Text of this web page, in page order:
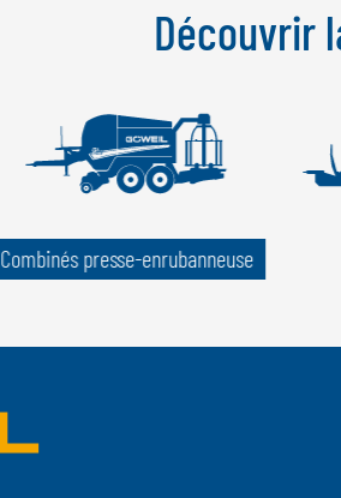
Découvrir
Combinés presse-enrubanneuse